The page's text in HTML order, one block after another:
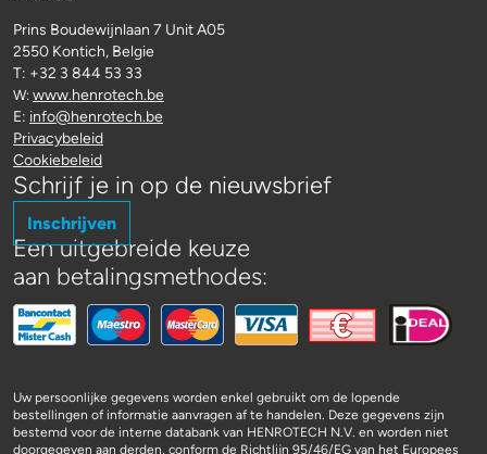
Prins Boudewijnlaan 7 Unit A05
2550 Kontich, Belgie
T: +32 3 844 53 33
W: www.henrotech.be
E: info@henrotech.be
Privacybeleid
Cookiebeleid
Schrijf je in op de nieuwsbrief
Inschrijven
Een uitgebreide keuze
aan betalingsmethodes:
Uw persoonlijke gegevens worden enkel gebruikt om de lopende
bestellingen of informatie aanvragen af te handelen. Deze gegevens zijn
bestemd voor de interne databank van HENROTECH N.V. en worden niet
doorgegeven aan derden, conform de Richtlijn 95/46/EG van het Europees